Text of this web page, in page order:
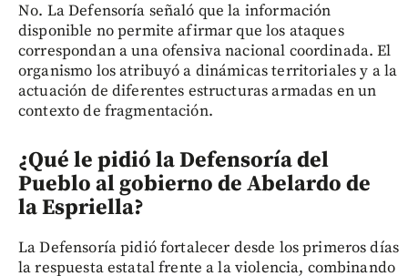
No. La Defensoría señaló que la información
disponible no permite afirmar que los ataques
correspondan a una ofensiva nacional coordinada. El
organismo los atribuyó a dinámicas territoriales y a la
actuación de diferentes estructuras armadas en un
contexto de fragmentación.
¿Qué le pidió la Defensoría del
Pueblo al gobierno de Abelardo de
la Espriella?
La Defensoría pidió fortalecer desde los primeros días
la respuesta estatal frente a la violencia, combinando